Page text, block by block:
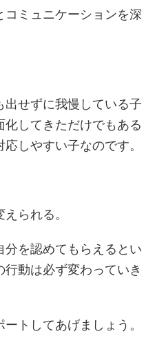
コミュニケーションを深
出せずに我慢している子
してきただけでもある
しやすい子なのです。
られる。
分を認めてもらえるとい
動は必ず変わっていき
トしてあげましょう。